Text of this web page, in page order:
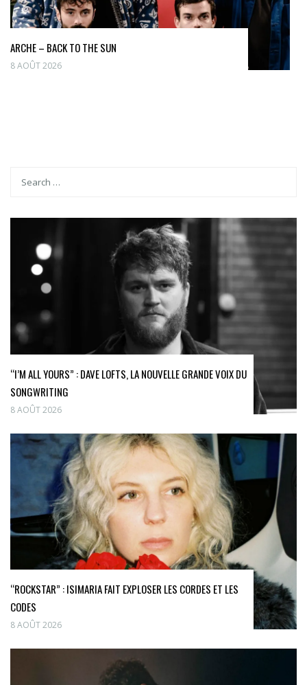
ARCHE – BACK TO THE SUN
8 AOÛT 2026
“I’M ALL YOURS” : DAVE LOFTS, LA NOUVELLE GRANDE VOIX DU
SONGWRITING
8 AOÛT 2026
“ROCKSTAR” : ISIMARIA FAIT EXPLOSER LES CORDES ET LES
CODES
8 AOÛT 2026